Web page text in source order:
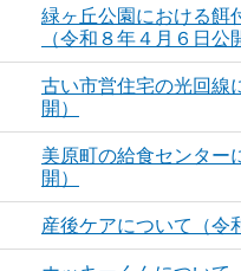
緑ヶ丘公園における餌
（令和８年４月６日公
古い市営住宅の光回線
開）
美原町の給食センター
開）
産後ケアについて（令